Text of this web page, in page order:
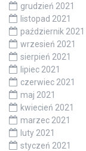
grudzień 2021
listopad 2021
październik 2021
wrzesień 2021
sierpień 2021
lipiec 2021
czerwiec 2021
maj 2021
kwiecień 2021
marzec 2021
luty 2021
styczeń 2021